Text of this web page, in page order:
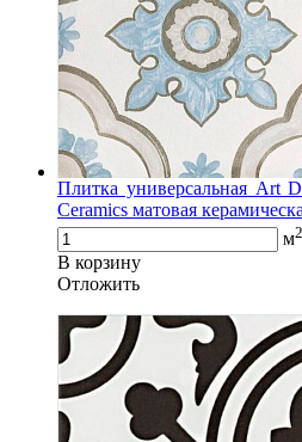
Плитка универсальная Art
Ceramics матовая
м2
В корзину
Oтложить